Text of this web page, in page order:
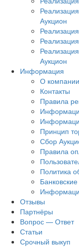
Аукцион
Аукцион
Информация
О компании
Контакты
Правила
Принцип
Сбор
Правила
Политика
Отзывы
Партнёры
Вопрос — Ответ
Статьи
Срочный выкуп